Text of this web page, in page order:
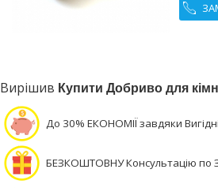
Вирішив Купити Добриво для
До 30% ЕКОНОМІЇ завдяки
БЕЗКОШТОВНУ Консультацію по